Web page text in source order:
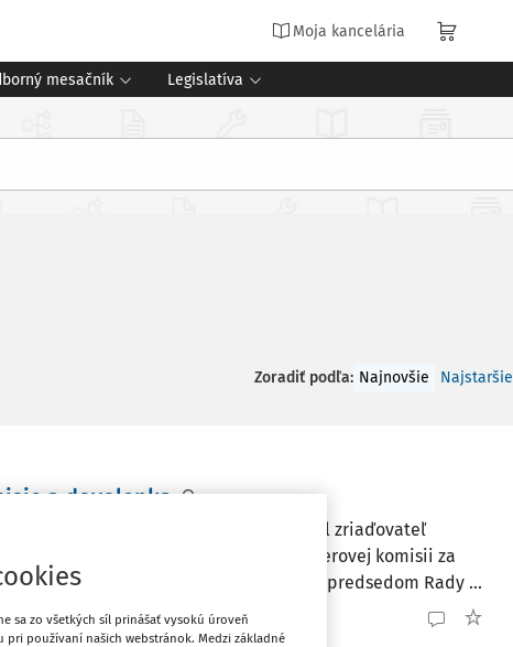
Moja kancelária
mesačník Legislatíva
Zoradiť podľa: Najnovšie Najstaršie
a dovolenka
všetci PZ čerpať dovolenku, vyhlásil zriaďovateľ
školy. Dvaja kolegovia sú vo výberovej komisii za
Radou školy, z toho jeden kolega je aj predsedom Rady ...
5. 7. 2026 / 2 minúty čítania
sa zo všetkých síl prinášať vysokú úroveň
používaní našich webstránok. Medzi základné